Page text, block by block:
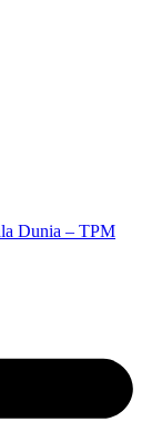
Dunia – TPM